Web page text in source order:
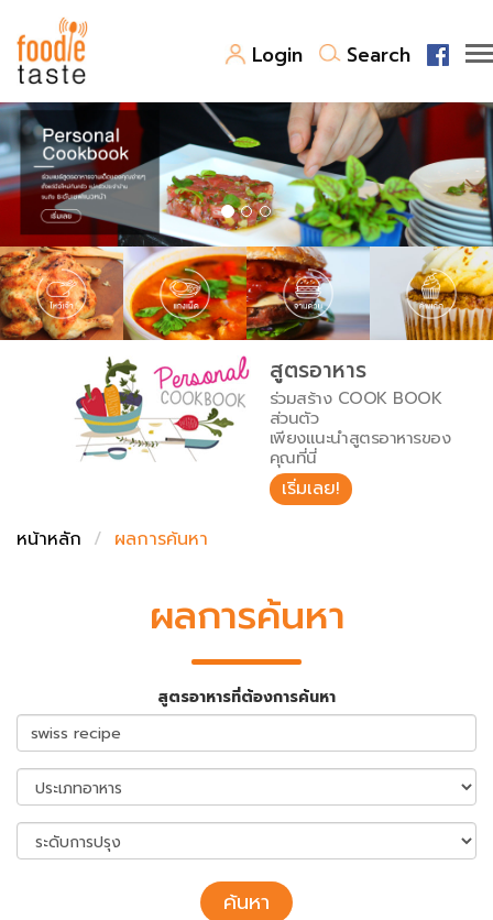
Login Search
สูตรอาหาร
สูตรอาหารล่าสุด
Top Foodie
พาไปชิม
สารพันก้นครัว
เคล็ดลับน่ารู้
เปรียบเทียบหน่วยการตวง
เปรียบเทียบอุณหภูมิ
เปรียบเทียบน้ำหนักวัตถุดิบ
FoodPedia
สร้าง Cookbook
สูตรอาหาร
ร่วมสร้าง COOK BOOK
ส่วนตัว
เพียงแนะนำสูตรอาหารของ
คุณที่นี่
เริ่มเลย!
หน้าหลัก
ผลการค้นหา
ผลการค้นหา
สูตรอาหารที่ต้องการค้นหา
ค้นหา